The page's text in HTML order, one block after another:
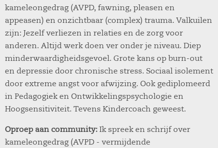
kameleongedrag (AVPD, fawning, pleasen en
appeasen) en onzichtbaar (complex) trauma. Valkuilen
zijn: Jezelf verliezen in relaties en de zorg voor
anderen. Altijd werk doen ver onder je niveau. Diep
minderwaardigheidsgevoel. Grote kans op burn-out
en depressie door chronische stress. Sociaal isolement
door extreme angst voor afwijzing. Ook gediplomeerd
in Pedagogiek en Ontwikkelingspsychologie en
Hoogsensitiviteit. Tevens Kindercoach geweest.
Oproep aan community: Ik spreek en schrijf over
kameleongedrag (AVPD - vermijdende